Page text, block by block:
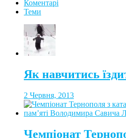
Коментарі
Теми
Як навчитись
2 Червня, 2013
Чемпіонат